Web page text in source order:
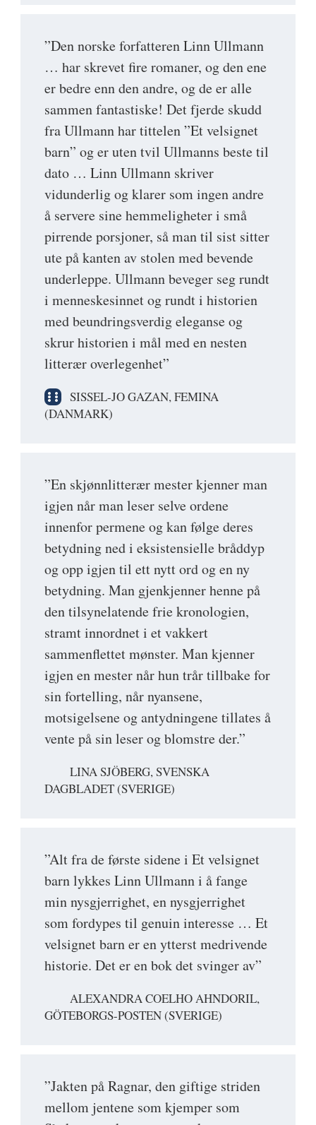
”Den norske forfatteren Linn Ullmann
… har skrevet fire romaner, og den ene
er bedre enn den andre, og de er alle
sammen fantastiske! Det fjerde skudd
fra Ullmann har tittelen ”Et velsignet
barn” og er uten tvil Ullmanns beste til
dato … Linn Ullmann skriver
vidunderlig og klarer som ingen andre
å servere sine hemmeligheter i små
pirrende porsjoner, så man til sist sitter
ute på kanten av stolen med bevende
underleppe. Ullmann beveger seg rundt
i menneskesinnet og rundt i historien
med beundringsverdig eleganse og
skrur historien i mål med en nesten
litterær overlegenhet”
SISSEL-JO GAZAN, FEMINA
(DANMARK)
”En skjønnlitterær mester kjenner man
igjen når man leser selve ordene
innenfor permene og kan følge deres
betydning ned i eksistensielle bråddyp
og opp igjen til ett nytt ord og en ny
betydning. Man gjenkjenner henne på
den tilsynelatende frie kronologien,
stramt innordnet i et vakkert
sammenflettet mønster. Man kjenner
igjen en mester når hun trår tillbake for
sin fortelling, når nyansene,
motsigelsene og antydningene tillates å
vente på sin leser og blomstre der.”
LINA SJÖBERG, SVENSKA
DAGBLADET (SVERIGE)
”Alt fra de første sidene i Et velsignet
barn lykkes Linn Ullmann i å fange
min nysgjerrighet, en nysgjerrighet
som fordypes til genuin interesse … Et
velsignet barn er en ytterst medrivende
historie. Det er en bok det svinger av”
ALEXANDRA COELHO AHNDORIL,
GÖTEBORGS-POSTEN (SVERIGE)
”Jakten på Ragnar, den giftige striden
mellom jentene som kjemper som